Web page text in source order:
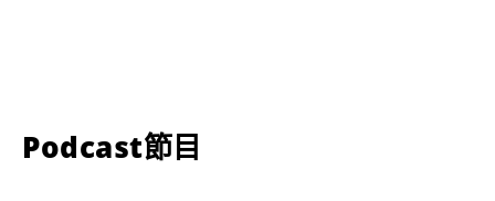
Podcast節目